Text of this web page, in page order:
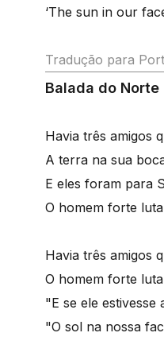
‘The sun in our
Tradução para
Balada do Norte
Havia três amigos
A terra na sua
E eles foram para
O homem forte
Havia três amigos
O homem forte
"E se ele estivesse
"O sol na nossa